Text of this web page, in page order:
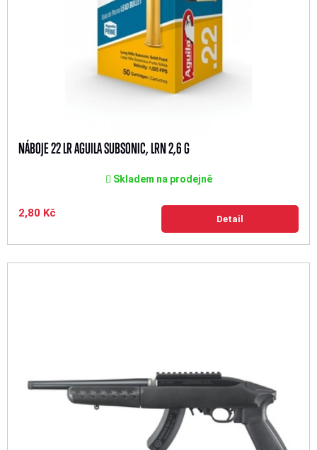
NÁBOJE 22 LR AGUILA SUBSONIC, LRN 2,6 G
Skladem na prodejně
2,80 Kč Detail